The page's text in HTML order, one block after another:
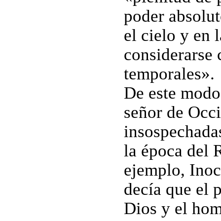
poder
el cielo y en
considerarse
temporales».
De este
señor de
la época del
ejemplo,
decía que el
Dios y el